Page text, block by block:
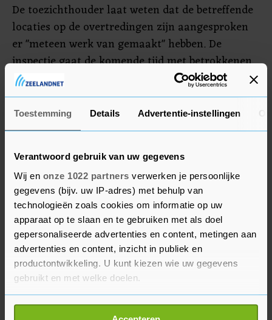
Toestemming Details Advertentie-instellingen
Verantwoord gebruik van uw gegevens
Wij en onze 1022 partners verwerken je persoonlijke
gegevens (bijv. uw IP-adres) met behulp van
technologieën zoals cookies om informatie op uw
apparaat op te slaan en te gebruiken met als doel
gepersonaliseerde advertenties en content, metingen aan
advertenties en content, inzicht in publiek en
productontwikkeling. U kunt kiezen wie uw gegevens
gebruikt en met welke doelen.
Als u het toestaat, willen we ook graag:
De toezichthouder laat weten dat de betreffende
locaties op de overtredingen zijn aangesproken
er "meteen werk van gemaakt" hebben. De
inspectie gaat de komende tijd met betrokkenen
in gesprek om de kennis over het veilig lozen van
corona-afval te verbeteren. Ook gaan de
controles bij testlocaties door.